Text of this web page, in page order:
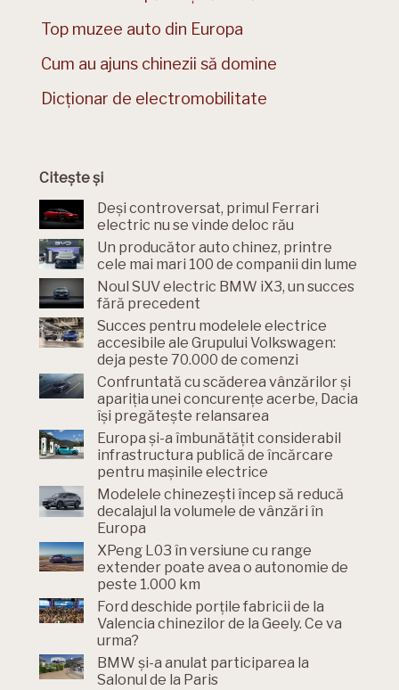
Top muzee auto din Europa
Cum au ajuns chinezii să domine
Dicționar de electromobilitate
Citește și
Deși controversat, primul Ferrari
electric nu se vinde deloc rău
Un producător auto chinez, printre
cele mai mari 100 de companii din lume
Noul SUV electric BMW iX3, un succes
fără precedent
Succes pentru modelele electrice
accesibile ale Grupului Volkswagen:
deja peste 70.000 de comenzi
Confruntată cu scăderea vânzărilor și
apariția unei concurențe acerbe, Dacia
își pregătește relansarea
Europa și-a îmbunătățit considerabil
infrastructura publică de încărcare
pentru mașinile electrice
Modelele chinezești încep să reducă
decalajul la volumele de vânzări în
Europa
XPeng L03 în versiune cu range
extender poate avea o autonomie de
peste 1.000 km
Ford deschide porțile fabricii de la
Valencia chinezilor de la Geely. Ce va
urma?
BMW și-a anulat participarea la
Salonul de la Paris